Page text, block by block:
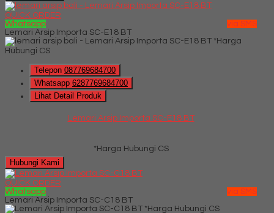
QUICK ORDER
Whatsapp
via SMS
Lemari Arsip Importa SC-E18 BT
*Harga
Hubungi CS
Telepon 087769684700
Whatsapp 6287769684700
Lihat Detail Produk
Lemari Arsip Importa SC-E18 BT
*Harga Hubungi CS
Hubungi Kami
QUICK ORDER
Whatsapp
via SMS
Lemari Arsip Importa SC-C18 BT
*Harga Hubungi CS